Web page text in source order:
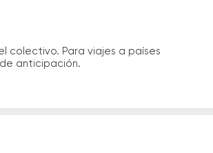
colectivo. Para viajes a países
anticipación.